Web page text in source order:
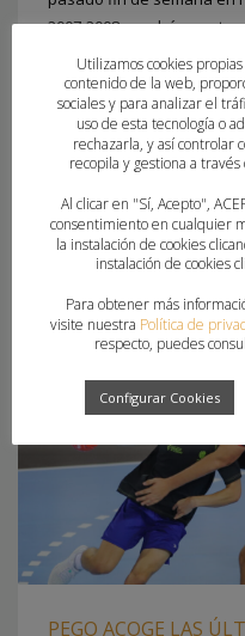
2007-2008 pondrán punto
compitiendo en la
Comunitat Valenciana
PUBLICADO EN CLUBES,
ETIQUETADO BAJO: FER
PEGO ACOGE LAS
Utilizamos cookies
contenido de la web,
sociales y para analizar el
uso de esta tecnología o
rechazarla, y así controlar
recopila y gestiona a
Al clicar en "Sí, Acepto",
consentimiento en cualquier
la instalación de cookies
instalación de cookies
Para obtener más
visite nuestra Política de
respecto, puedes
Configurar Cookies